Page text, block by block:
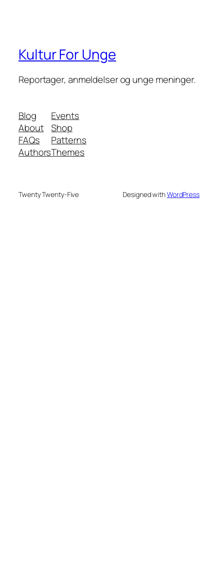
Kultur For Unge
Reportager, anmeldelser og unge meninger.
Blog
About
FAQs
Authors
Events
Shop
Patterns
Themes
Twenty Twenty-Five Designed withWordPress